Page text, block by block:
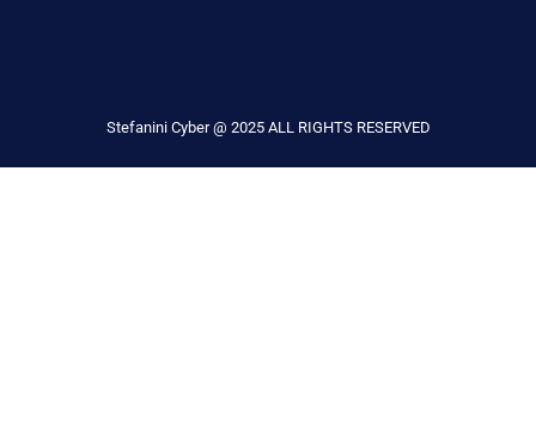
Stefanini Cyber @ 2025 ALL RIGHTS RESERVED